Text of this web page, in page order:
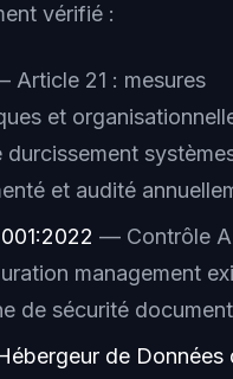
vérifié :
Article 21 : mesures
et
durcissement
et audité
— Contrôle
management
de sécurité
de Données